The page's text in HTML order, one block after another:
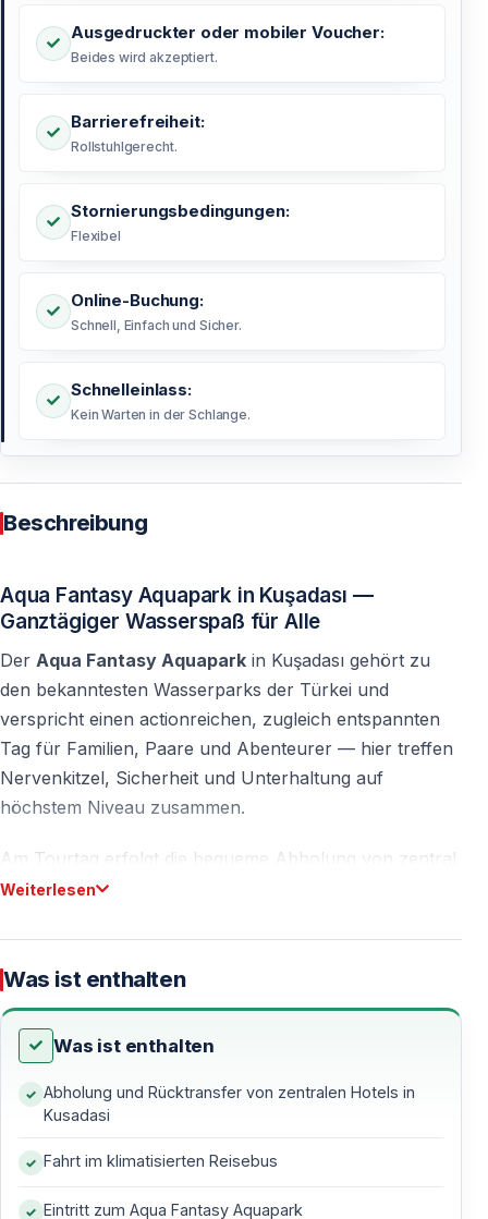
Ausgedruckter oder mobiler Voucher:
Beides wird akzeptiert.
Barrierefreiheit:
Rollstuhlgerecht.
Stornierungsbedingungen:
Flexibel
Online-Buchung:
Schnell, Einfach und Sicher.
Schnelleinlass:
Kein Warten in der Schlange.
Beschreibung
Aqua Fantasy Aquapark in Kuşadası —
Ganztägiger Wasserspaß für Alle
Der Aqua Fantasy Aquapark in Kuşadası gehört zu
den bekanntesten Wasserparks der Türkei und
verspricht einen actionreichen, zugleich entspannten
Tag für Familien, Paare und Abenteurer — hier treffen
Nervenkitzel, Sicherheit und Unterhaltung auf
höchstem Niveau zusammen.
Am Tourtag erfolgt die bequeme Abholung von zentral
gelegenen Hotels in Kuşadası mit klimatisierten
und direkt zum Eingang.
Was Sie im Aqua Fantasy Aquapark Erwartet
Der Aqua Fantasy Aquapark wurde von der
renommierten US-amerikanischen DesignfirmaNBGS
(Texas)entworfen — moderne Anlagen, hohe
Sicherheitsstandards und eine beeindruckende Vielfalt
Weiterlesen
Was ist enthalten
Was ist enthalten
Abholung und Rücktransfer von zentralen Hotels in
Kusadasi
Fahrt im klimatisierten Reisebus
Eintritt zum Aqua Fantasy Aquapark